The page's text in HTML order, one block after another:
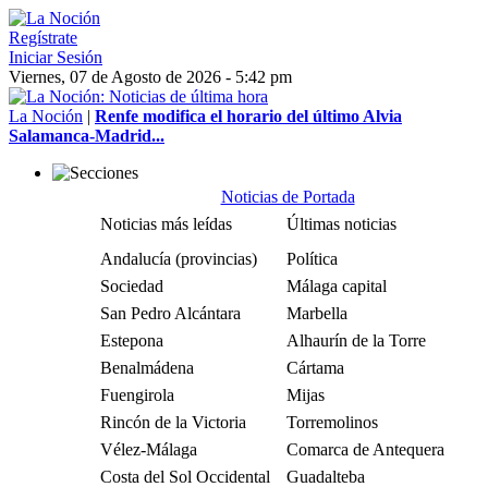
Regístrate
Iniciar Sesión
Viernes, 07 de Agosto de 2026 - 5:42 pm
La Noción | Renfe modifica el horario del último Alvia
Salamanca-Madrid...
Noticias de Portada
Noticias más leídas
Últimas noticias
Andalucía (provincias)
Política
Sociedad
Málaga capital
San Pedro Alcántara
Marbella
Estepona
Alhaurín de la Torre
Benalmádena
Cártama
Fuengirola
Mijas
Rincón de la Victoria
Torremolinos
Vélez-Málaga
Comarca de Antequera
Costa del Sol Occidental
Guadalteba